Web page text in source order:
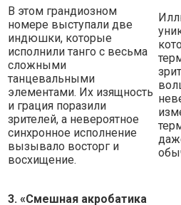
В этом грандиозном
номере выступали две
индюшки, которые
исполнили танго с весьма
сложными
танцевальными
элементами. Их изящность
и грация поразили
зрителей, а невероятное
синхронное исполнение
вызывало восторг и
восхищение.
3. «Смешная акробатика